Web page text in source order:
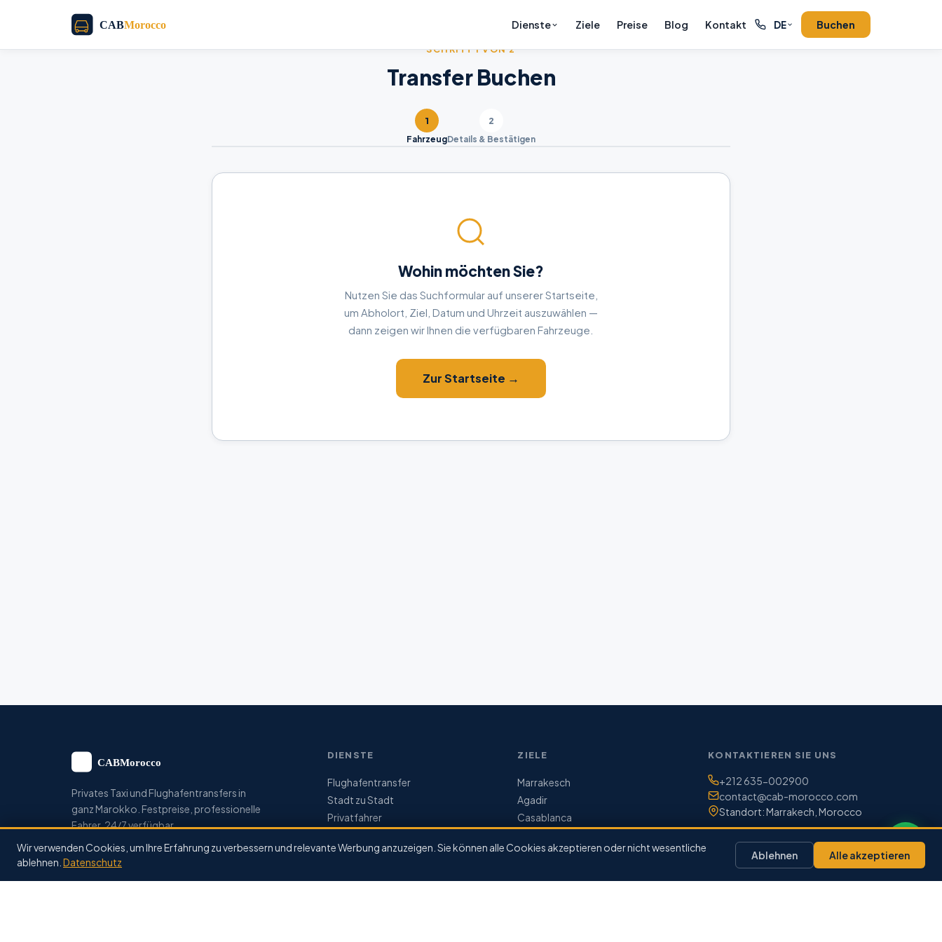
Dienste Ziele Preise Blog Kontakt DE Buchen
SCHRITT 1 VON 2
Transfer Buchen
1
Fahrzeug
2
Details & Bestätigen
Wohin möchten Sie?
Nutzen Sie das Suchformular auf unserer Startseite,
um Abholort, Ziel, Datum und Uhrzeit auszuwählen —
dann zeigen wir Ihnen die verfügbaren Fahrzeuge.
Zur Startseite →
Privates Taxi und Flughafentransfers in
ganz Marokko. Festpreise, professionelle
Fahrer, 24/7 verfügbar.
DIENSTE
Flughafentransfer
Stadt zu Stadt
Privatfahrer
Unsere Flotte
ZIELE
Marrakesch
Agadir
Casablanca
Essaouira
KONTAKTIEREN SIE UNS
Telefon / WhatsApp:
+212 635-002900
E-Mail:
contact@cab-morocco.com
Standort: Marrakech, Morocco
UNTERNEHMEN
Über Uns
Wir verwenden Cookies, um Ihre Erfahrung zu verbessern und relevante Werbung anzuzeigen. Sie können alle Cookies akzeptieren oder nicht wesentliche
ablehnen. Datenschutz
Ablehnen Alle akzeptieren